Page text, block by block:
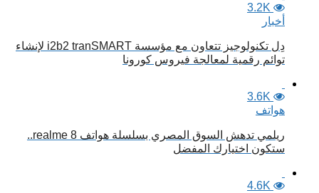
3.2K
أخبار
دِل تكنولوجيز تتعاون مع مؤسسة i2b2 tranSMART لإنشاء
توائم رقمية لمعالجة فيروس كورونا
3.6K
هواتف
ريلمي تدهش السوق المصري بسلسلة هواتف realme 8..
ستكون اختيارك المفضل
4.6K